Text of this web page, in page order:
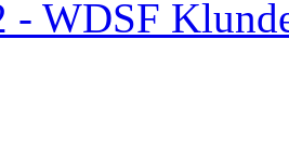
- WDSF